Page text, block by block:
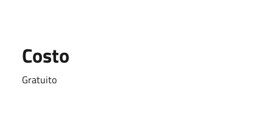
Costo
Gratuito